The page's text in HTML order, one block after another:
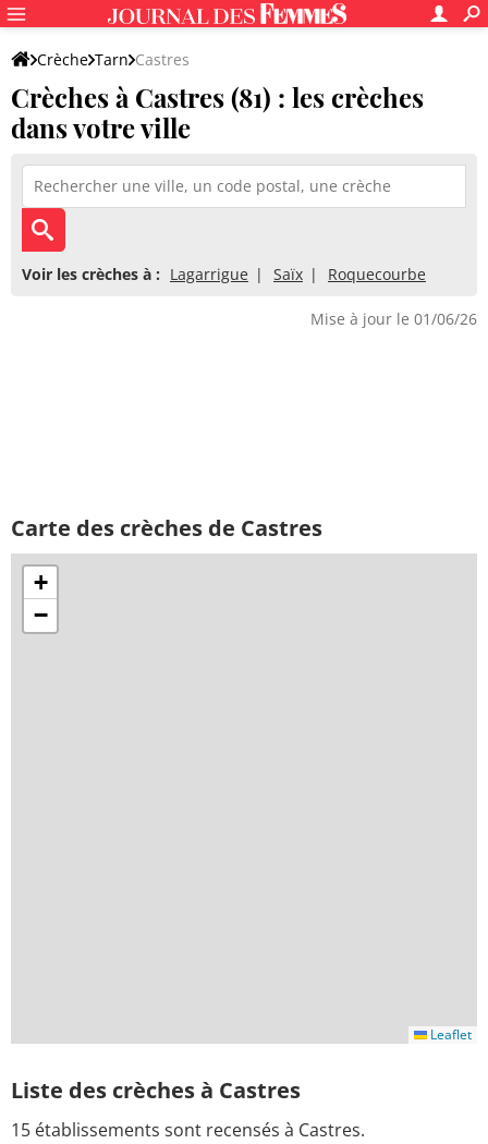
Crèche Tarn Castres
Crèches à Castres (81) : les crèches
dans votre ville
Voir les crèches à : Lagarrigue Saïx Roquecourbe
Mise à jour le 01/06/26
Carte des crèches de Castres
+
−
Leaflet
Liste des crèches à Castres
15 établissements sont recensés à Castres.